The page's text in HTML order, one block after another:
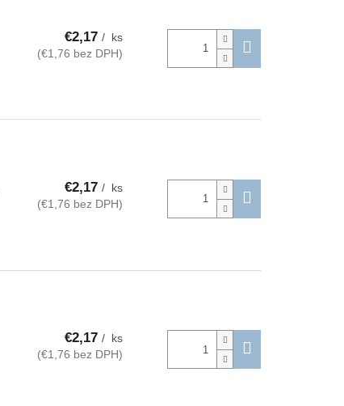
€2,17/ ks
(€1,76 bez DPH)
€2,17/ ks
(€1,76 bez DPH)
€2,17/ ks
(€1,76 bez DPH)